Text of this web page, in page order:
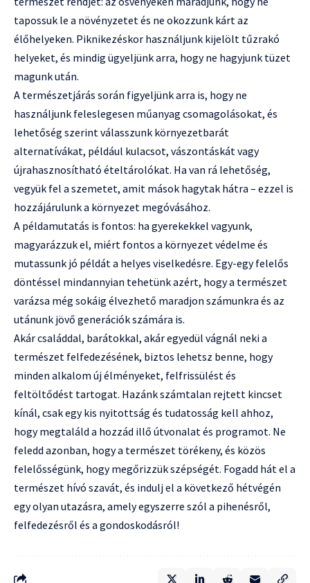
tapossuk le a növényzetet és ne okozzunk kárt az
élőhelyeken. Piknikezéskor használjunk kijelölt tűzrakó
helyeket, és mindig ügyeljünk arra, hogy ne hagyjunk tüzet
magunk után.
A természetjárás során figyeljünk arra is, hogy ne
használjunk feleslegesen műanyag csomagolásokat, és
lehetőség szerint válasszunk környezetbarát
alternatívákat, például kulacsot, vászontáskát vagy
újrahasznosítható ételtárolókat. Ha van rá lehetőség,
vegyük fel a szemetet, amit mások hagytak hátra – ezzel is
hozzájárulunk a környezet megóvásához.
A példamutatás is fontos: ha gyerekekkel vagyunk,
magyarázzuk el, miért fontos a környezet védelme és
mutassunk jó példát a helyes viselkedésre. Egy-egy felelős
döntéssel mindannyian tehetünk azért, hogy a természet
varázsa még sokáig élvezhető maradjon számunkra és az
utánunk jövő generációk számára is.
Akár családdal, barátokkal, akár egyedül vágnál neki a
természet felfedezésének, biztos lehetsz benne, hogy
minden alkalom új élményeket, felfrissülést és
feltöltődést tartogat. Hazánk számtalan rejtett kincset
kínál, csak egy kis nyitottság és tudatosság kell ahhoz,
hogy megtaláld a hozzád illő útvonalat és programot. Ne
feledd azonban, hogy a természet törékeny, és közös
felelősségünk, hogy megőrizzük szépségét. Fogadd hát el a
természet hívó szavát, és indulj el a következő hétvégén
egy olyan utazásra, amely egyszerre szól a pihenésről,
felfedezésről és a gondoskodásról!